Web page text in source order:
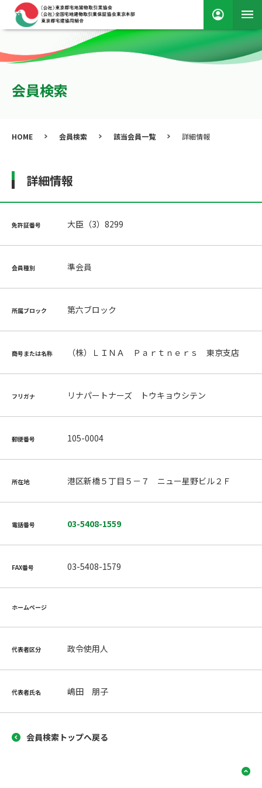
会員検索
HOME 会員検索 該当会員一覧 詳細情報
詳細情報
免許証番号 大臣（3）8299
会員種別 準会員
所属ブロック 第六ブロック
商号または名称 （株）ＬＩＮＡ Ｐａｒｔｎｅｒｓ 東京支店
フリガナ リナパートナーズ トウキョウシテン
郵便番号 105-0004
所在地 港区新橋５丁目５－７ ニュー星野ビル２Ｆ
電話番号 03-5408-1559
FAX番号 03-5408-1579
ホームページ
代表者区分 政令使用人
代表者氏名 嶋田 朋子
会員検索トップへ戻る